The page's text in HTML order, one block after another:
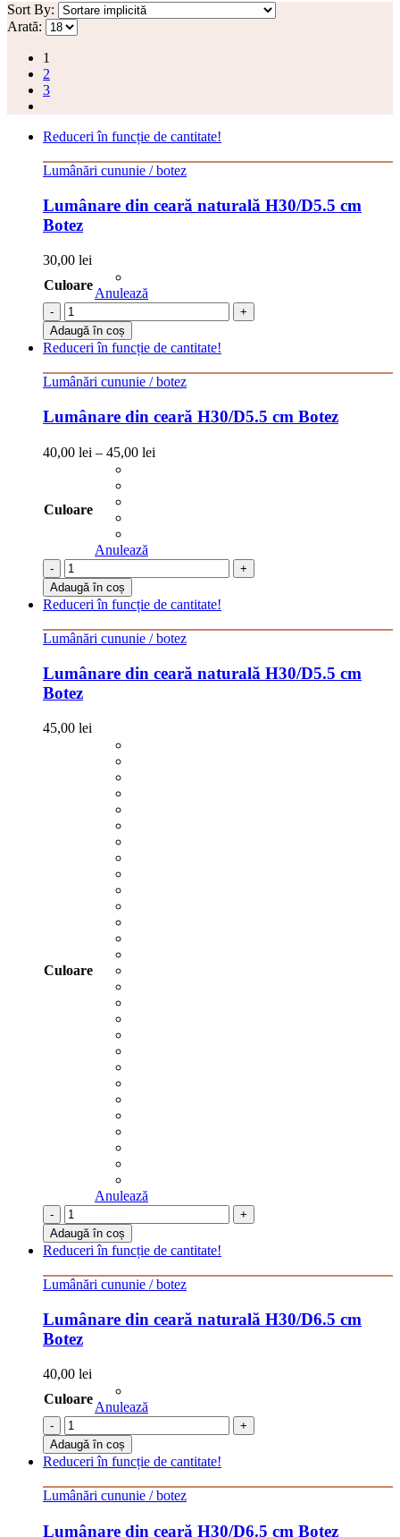
Sort By:
Arată:
1
2
3
Reduceri în funcție de cantitate!
Lumânări cununie / botez
Lumânare din ceară naturală H30/D5.5 cm
Botez
30,00 lei
Culoare
Anulează
-
+
Adaugă în coș
Reduceri în funcție de cantitate!
Lumânări cununie / botez
Lumânare din ceară H30/D5.5 cm Botez
40,00 lei – 45,00 lei
Culoare
Anulează
-
+
Adaugă în coș
Reduceri în funcție de cantitate!
Lumânări cununie / botez
Lumânare din ceară naturală H30/D5.5 cm
Botez
45,00 lei
Culoare
Anulează
-
+
Adaugă în coș
Reduceri în funcție de cantitate!
Lumânări cununie / botez
Lumânare din ceară naturală H30/D6.5 cm
Botez
40,00 lei
Culoare
Anulează
-
+
Adaugă în coș
Reduceri în funcție de cantitate!
Lumânări cununie / botez
Lumânare din ceară H30/D6.5 cm Botez